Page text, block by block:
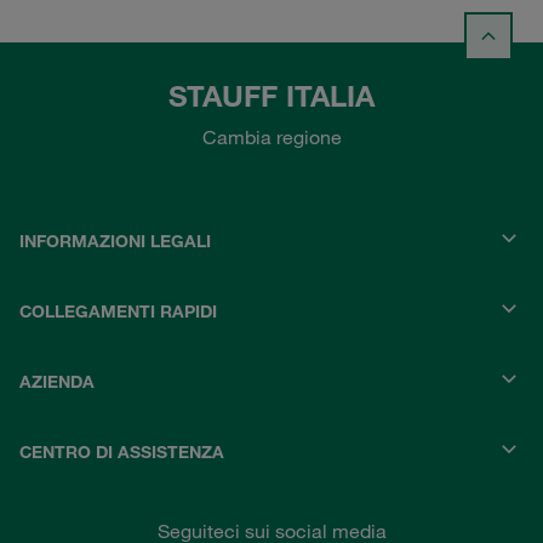
STAUFF ITALIA
Cambia regione
INFORMAZIONI LEGALI
COLLEGAMENTI RAPIDI
AZIENDA
CENTRO DI ASSISTENZA
Seguiteci sui social media